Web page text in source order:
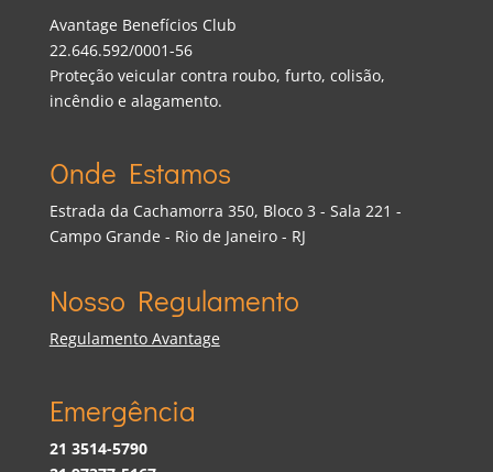
Avantage Benefícios Club
22.646.592/0001-56
Proteção veicular contra roubo, furto, colisão,
incêndio e alagamento.
Onde Estamos
Estrada da Cachamorra 350, Bloco 3 - Sala 221 -
Campo Grande - Rio de Janeiro - RJ
Nosso Regulamento
Regulamento Avantage
Emergência
21 3514-5790